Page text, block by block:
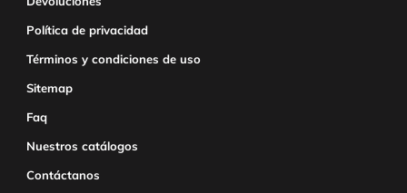
Política de privacidad
Términos y condiciones de uso
Sitemap
Faq
Nuestros catálogos
Contáctanos